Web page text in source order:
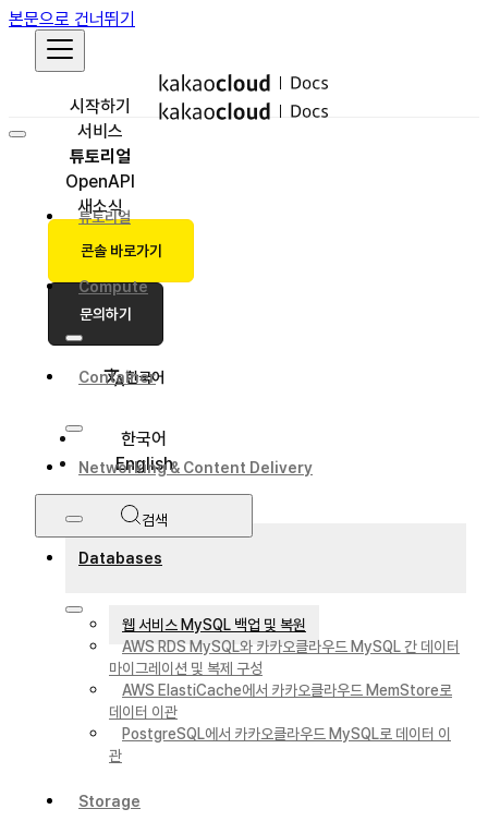
본문으로 건너뛰기
시작하기
서비스
튜토리얼
OpenAPI
새소식
콘솔 바로가기
문의하기
한국어
한국어
English
검색
튜토리얼
Compute
Container
Networking & Content Delivery
Databases
웹 서비스 MySQL 백업 및 복원
AWS RDS MySQL와 카카오클라우드 MySQL 간 데이터
마이그레이션 및 복제 구성
AWS ElastiCache에서 카카오클라우드 MemStore로
데이터 이관
PostgreSQL에서 카카오클라우드 MySQL로 데이터 이
관
Storage